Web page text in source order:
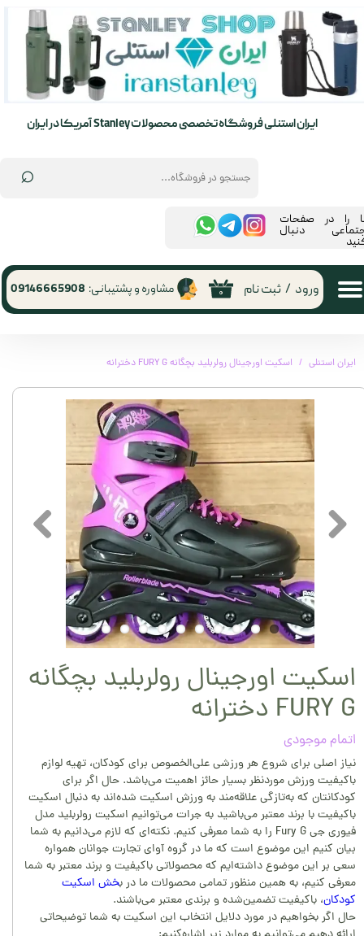
⌕
ایران استنلی فروشگاه تخصصی محصولات Stanley آمریکا در ایران
۰ ورود / ثبت نام
حساب کاربری من
تغییر گذر واژه
مشاوره و پشتیبانی: 09146665908
را در صفحات
دنبال
ایران استنلی اسکیت اورجینال رولربلید بچگانه FURY G دخترانه
اسکیت اورجینال رولربلید بچگانه
FURY G دخترانه
اتمام موجودی
نیاز اصلی برای شروع هر ورزشی علی‌الخصوص برای کودکان، تهیه لوازم
باکیفیت ورزش موردنظر بسیار حائز اهمیت می‌باشد. حال اگر برای
کودکانتان که به‌تازگی علاقه‌مند به ورزش اسکیت شده‌اند به دنبال اسکیت
باکیفیت با برند معتبر می‌باشید به جرات می‌توانیم اسکیت رولربلید مدل
فیوری جی Fury G را به شما معرفی کنیم. نکته‌ای که لازم می‌دانیم به شما
بیان کنیم این موضوع است که ما در گروه آوای تجارت جوانان همواره
سعی بر این موضوع داشته‌ایم که محصولاتی باکیفیت و برند معتبر به شما
معرفی کنیم، به همین منظور تمامی محصولات ما در بخش اسکیت
کودکان، باکیفیت تضمین‌شده و برندی معتبر می‌باشند.
حال اگر بخواهیم در مورد دلایل انتخاب این اسکیت به شما توضیحاتی